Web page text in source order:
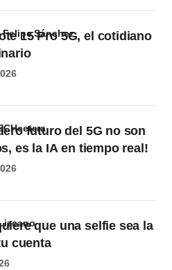
15 Pro 5G, el cotidiano
Felipe Sánchez
futuro del 5G no son
es la IA en tiempo real!
que una selfie sea la
cuenta